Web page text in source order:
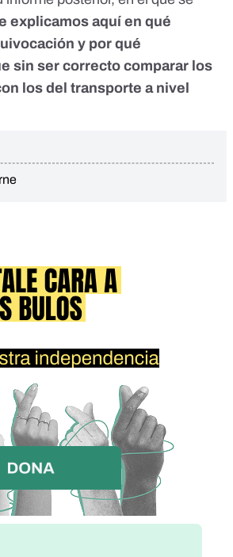
explicamos aquí en qué
y por qué
sin ser correcto comparar los
los del transporte a nivel